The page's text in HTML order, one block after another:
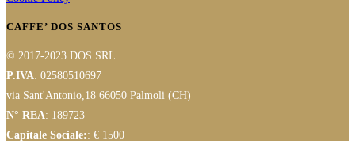
CAFFE’ DOS SANTOS
© 2017-2023 DOS SRL
P.IVA: 02580510697
via Sant'Antonio,18 66050 Palmoli (CH)
N° REA: 189723
Capitale Sociale:: € 1500